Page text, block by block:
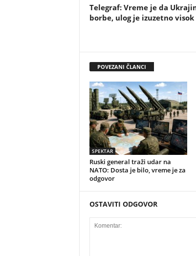
Telegraf: Vreme je da
borbe, ulog je izuzetno visok
POVEZANI ČLANCI
SPEKTAR
Ruski general traži udar na
NATO: Dosta je bilo, vreme je za
odgovor
OSTAVITI ODGOVOR